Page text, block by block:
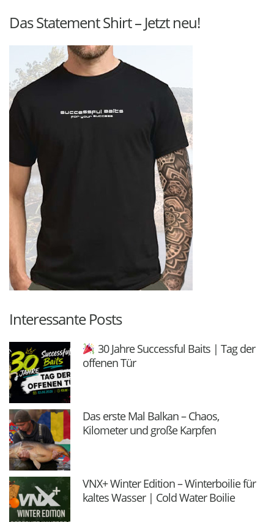
Das Statement Shirt – Jetzt neu!
Interessante Posts
30 Jahre Successful Baits | Tag der
offenen Tür
Das erste Mal Balkan – Chaos,
Kilometer und große Karpfen
VNX+ Winter Edition – Winterboilie für
kaltes Wasser | Cold Water Boilie